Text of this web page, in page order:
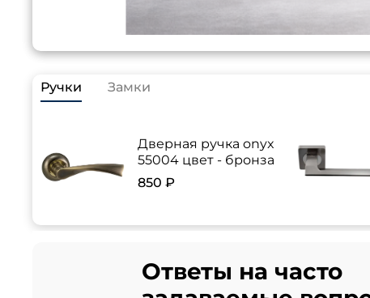
Ручки Замки
Дверная ручка onyx
55004 цвет - бронза
850 ₽
Ответы на часто